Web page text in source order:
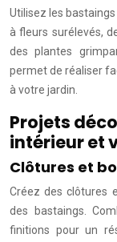
Utilisez les
à fleurs surélevés,
des plantes
permet de réaliser
à votre jardin.
Projets
intérieur et
Clôtures et
Créez des clôtures
des bastaings.
finitions pour un